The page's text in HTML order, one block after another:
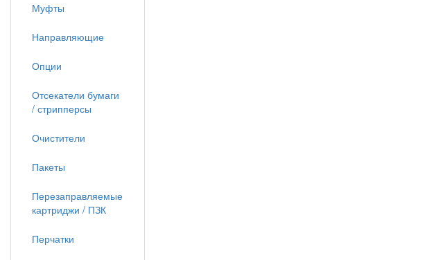
Муфты
Направляющие
Опции
Отсекатели бумаги
/ стрипперсы
Очистители
Пакеты
Перезаправляемые
картриджи / ПЗК
Перчатки